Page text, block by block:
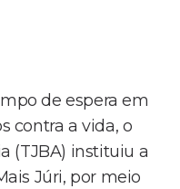
de espera em
contra a vida, o
(TJBA) instituiu a
Júri, por meio